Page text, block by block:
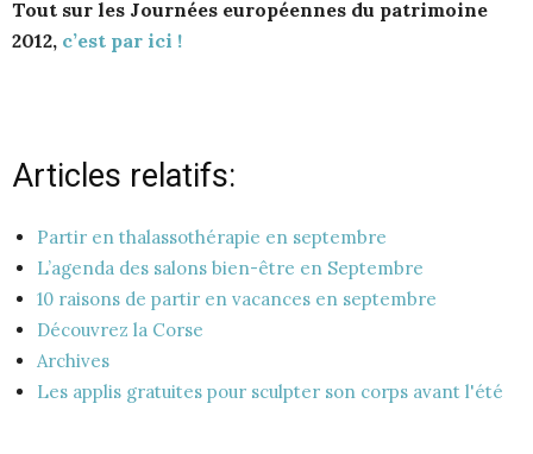
Tout sur les Journées européennes du patrimoine
2012, c’est par ici !
Articles relatifs:
Partir en thalassothérapie en septembre
L’agenda des salons bien-être en Septembre
10 raisons de partir en vacances en septembre
Découvrez la Corse
Archives
Les applis gratuites pour sculpter son corps avant l'été